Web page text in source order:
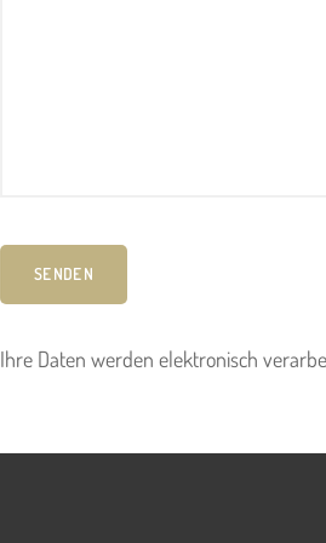
Ihre Daten werden elektronisch